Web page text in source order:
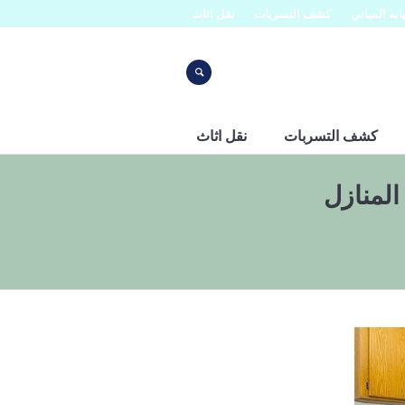
المباني كشف التسربات نقل اثاث
كشف التسربات نقل اثاث